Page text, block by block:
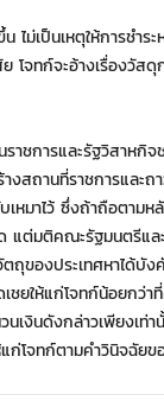
ม่เป็นเหตุให้การชำร
โจทก์จะอ้างเรื่องวัส
าชการและรัฐวิสาหกิ
สถานที่ราชการและถ
เหมาไว้ ซึ่งถ้าถือตาม
แต่มติคณะรัฐมนตรีแ
ถุของประเทศหาได้บั
ชยให้แก่โจทก์น้อยกว่
เงินดังกล่าวเพียงเท่
แก่โจทก์ตามคำวินิจฉั